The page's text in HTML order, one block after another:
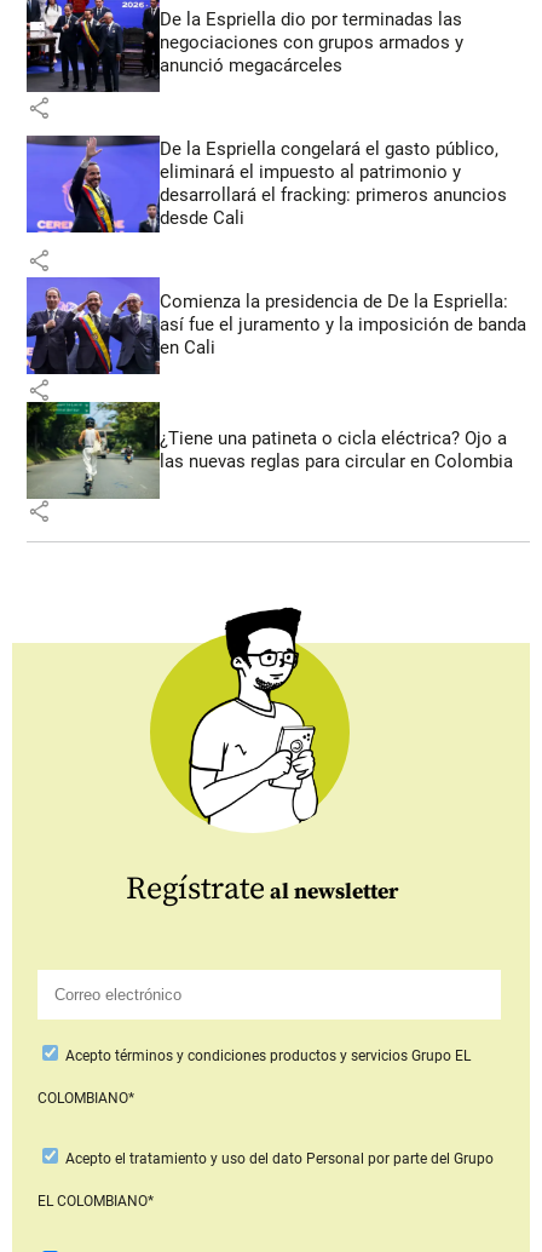
De la Espriella dio por terminadas las
negociaciones con grupos armados y
anunció megacárceles
share
De la Espriella congelará el gasto público,
eliminará el impuesto al patrimonio y
desarrollará el fracking: primeros anuncios
desde Cali
share
Comienza la presidencia de De la Espriella:
así fue el juramento y la imposición de banda
en Cali
share
¿Tiene una patineta o cicla eléctrica? Ojo a
las nuevas reglas para circular en Colombia
share
Regístrate al newsletter
Aceptotérminos y condiciones productos y serviciosGrupo EL
COLOMBIANO*
Acepto el tratamiento y uso del dato Personal por parte del Grupo
EL COLOMBIANO*